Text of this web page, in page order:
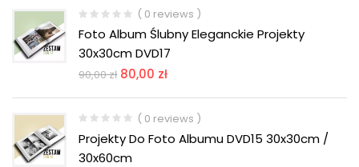
( 0 reviews )
Foto Album Ślubny Eleganckie Projekty
30x30cm DVD17
90,00zł 80,00 zł
( 0 reviews )
Projekty Do Foto Albumu DVD15 30x30cm /
30x60cm